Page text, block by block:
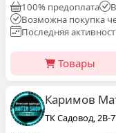
100% предоплата
Возможна покупка
Последняя
Товары
Каримов
ТК Садовод, 2В-